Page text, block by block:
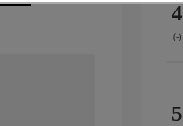
4
(-)
5